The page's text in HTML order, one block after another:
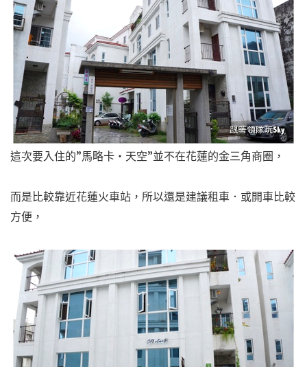
這次要入住的”馬略卡‧天空”並不在花蓮的金三角商圈，
而是比較靠近花蓮火車站，所以還是建議租車．或開車比較
方便，